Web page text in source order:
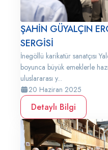
ŞAHİN GÜYALÇIN
SERGİSİ
İnegöllü karikatür sanatçısı
boyunca büyük emeklerle
uluslararası y...
20 Haziran 2025
Detaylı Bilgi